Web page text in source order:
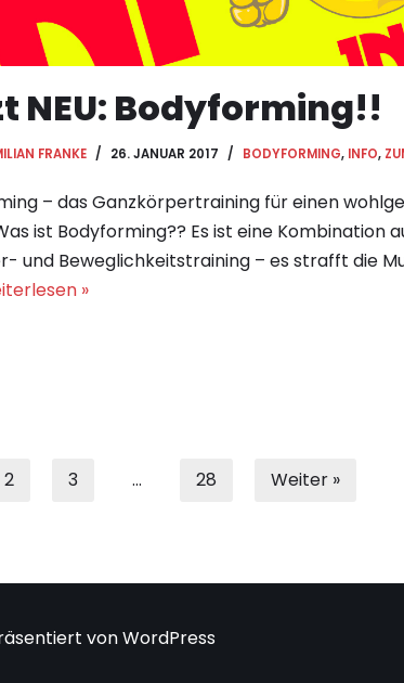
NEU: Bodyforming!!
FRANKE 26. JANUAR 2017 BODYFORMING, INFO,
– das Ganzkörpertraining für einen
ist Bodyforming?? Es ist eine Kombination
und Beweglichkeitstraining – es strafft die
»
2 3 … 28 Weiter »
vonWordPress